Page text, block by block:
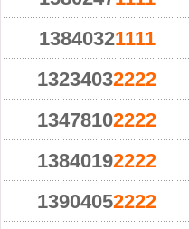
13840321111
13234032222
13478102222
13840192222
13904052222